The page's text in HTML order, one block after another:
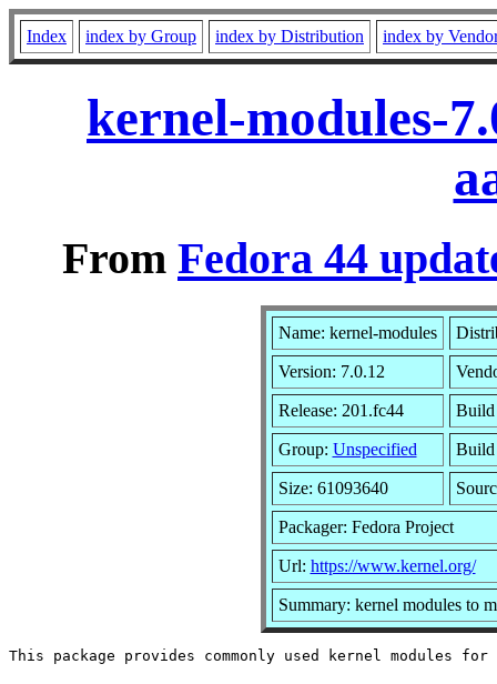
Index index by Group index by Distribution index by
kernel-modules-
From Fedora 44
Name: kernel-modules
Version: 7.0.12
Release: 201.fc44 Build
Group: Unspecified Build
Size: 61093640
Packager: Fedora Project
Url: https://www.kernel.org/
Summary: kernel modules to